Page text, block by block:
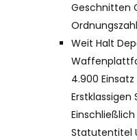
Geschnitten
Weit Halt
4.900
Statutentitel